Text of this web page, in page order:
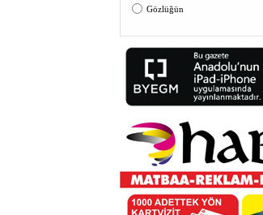
Mahabat
TAVUKLAR
EDİNCE
Mecit Akgül
Gözlüğün